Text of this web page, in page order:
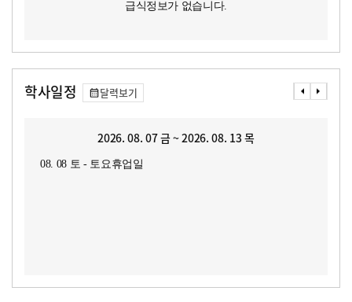
급식정보가 없습니다.
학사일정 달력보기
2026. 08. 07 금 ~ 2026. 08. 13 목
08. 08 토 - 토요휴업일